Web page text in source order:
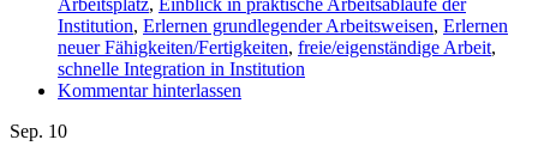
Arbeitsplatz, Einblick in praktische Arbeitsabläufe der
Institution, Erlernen grundlegender Arbeitsweisen, Erlernen
neuer Fähigkeiten/Fertigkeiten, freie/eigenständige Arbeit,
schnelle Integration in Institution
Kommentar hinterlassen
Sep. 10